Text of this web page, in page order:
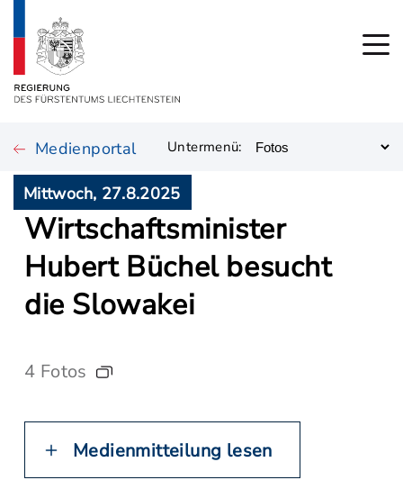
Medienportal Untermenü:
Mittwoch, 27.8.2025
Wirtschaftsminister
Hubert Büchel besucht
die Slowakei
4 Fotos
Medienmitteilung lesen